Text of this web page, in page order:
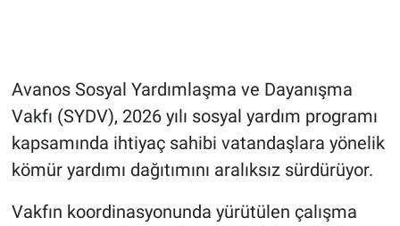
Avanos Sosyal Yardımlaşma ve Dayanışma
Vakfı (SYDV), 2026 yılı sosyal yardım programı
kapsamında ihtiyaç sahibi vatandaşlara yönelik
kömür yardımı dağıtımını aralıksız sürdürüyor.
Vakfın koordinasyonunda yürütülen çalışma
Kayseri
Niğde
Aksaray